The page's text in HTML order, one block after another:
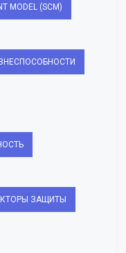
MODEL (SCM)
ЗАЩИТЫ